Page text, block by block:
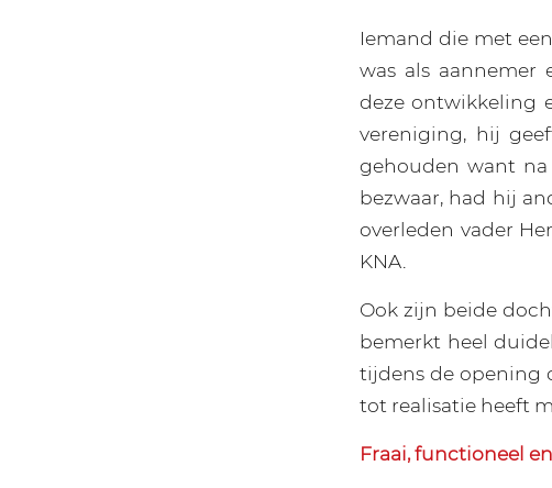
Iemand die met
was als aannemer
deze ontwikkeling
vereniging, hij
gehouden want na
bezwaar, had hij
overleden vader
KNA.
Ook zijn beide
bemerkt heel
tijdens de opening
tot realisatie heeft
Fraai, functioneel